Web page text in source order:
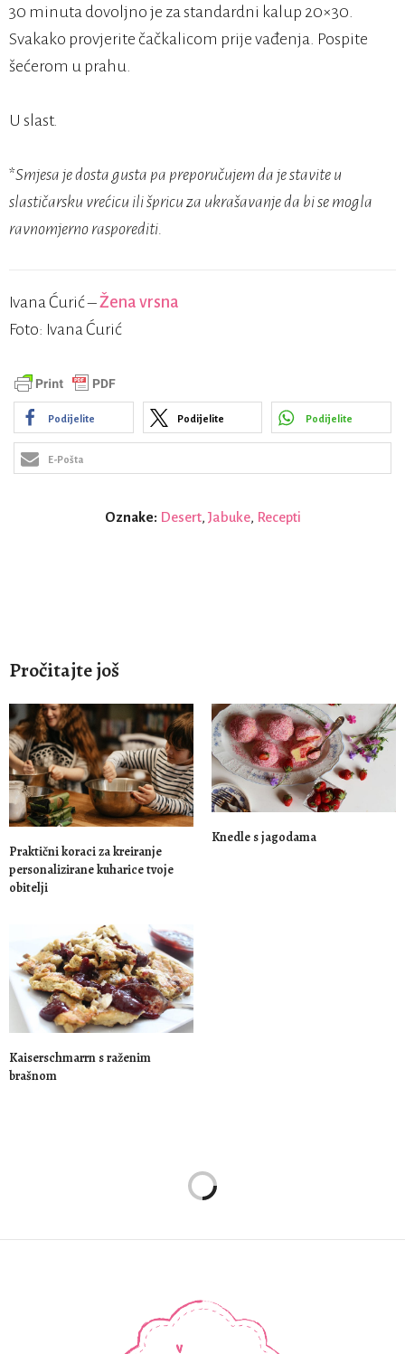
30 minuta dovoljno je za standardni kalup 20×30.
Svakako provjerite čačkalicom prije vađenja. Pospite
šećerom u prahu.
U slast.
*Smjesa je dosta gusta pa preporučujem da je stavite u
slastičarsku vrećicu ili špricu za ukrašavanje da bi se mogla
ravnomjerno rasporediti.
Ivana Ćurić –Žena vrsna
Foto: Ivana Ćurić
Podijelite Podijelite Podijelite
E-Pošta
Oznake: Desert, Jabuke, Recepti
Pročitajte još
Praktični koraci za kreiranje
personalizirane kuharice tvoje
obitelji
Knedle s jagodama
Kaiserschmarrn s raženim
brašnom